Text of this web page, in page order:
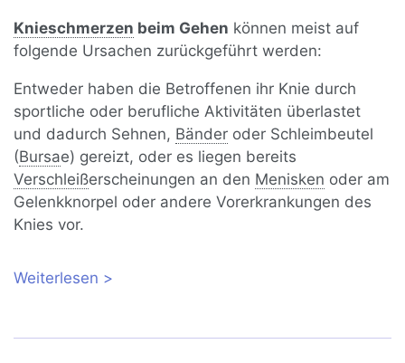
Knieschmerzen beim Gehen können meist auf
folgende Ursachen zurückgeführt werden:
Entweder haben die Betroffenen ihr Knie durch
sportliche oder berufliche Aktivitäten überlastet
und dadurch Sehnen, Bänder oder Schleimbeutel
(Bursae) gereizt, oder es liegen bereits
Verschleißerscheinungen an den Menisken oder am
Gelenkknorpel oder andere Vorerkrankungen des
Knies vor.
Weiterlesen über Knieschmerzen beim Gehen: